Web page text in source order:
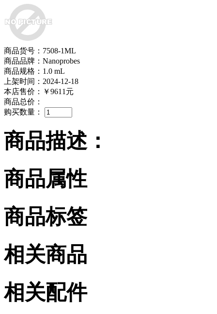
商品货号：7508-1ML
商品品牌：Nanoprobes
商品规格：1.0 mL
上架时间：2024-12-18
本店售价：
￥9611元
商品总价：
购买数量：
商品描述：
商品属性
商品标签
相关商品
相关配件